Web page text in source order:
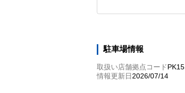
駐車場情報
取扱い店舗拠点コードPK15
情報更新日2026/07/14